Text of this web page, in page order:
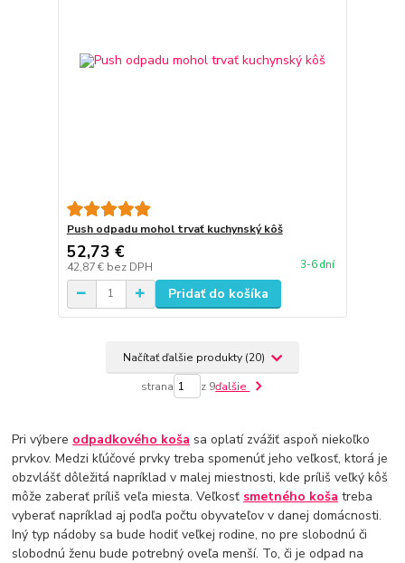
Push odpadu mohol trvať kuchynský kôš
52,73 €
42,87 € bez DPH 3-6 dní
Pridať do košíka
Načítať ďalšie produkty (20)
strana z 9ďalšie
Pri výbere odpadkového koša sa oplatí zvážiť aspoň niekoľko
prvkov. Medzi kľúčové prvky treba spomenúť jeho veľkosť, ktorá je
obzvlášť dôležitá napríklad v malej miestnosti, kde príliš veľký kôš
môže zaberať príliš veľa miesta. Veľkosť smetného koša treba
vyberať napríklad aj podľa počtu obyvateľov v danej domácnosti.
Iný typ nádoby sa bude hodiť veľkej rodine, no pre slobodnú či
slobodnú ženu bude potrebný oveľa menší. To, či je odpad na